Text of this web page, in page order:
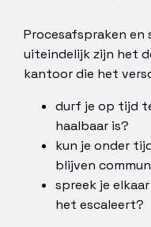
Procesafspraken en
uiteindelijk zijn het
kantoor die het
durf je op tijd
haalbaar is?
kun je onder
blijven
spreek je
het escaleert?